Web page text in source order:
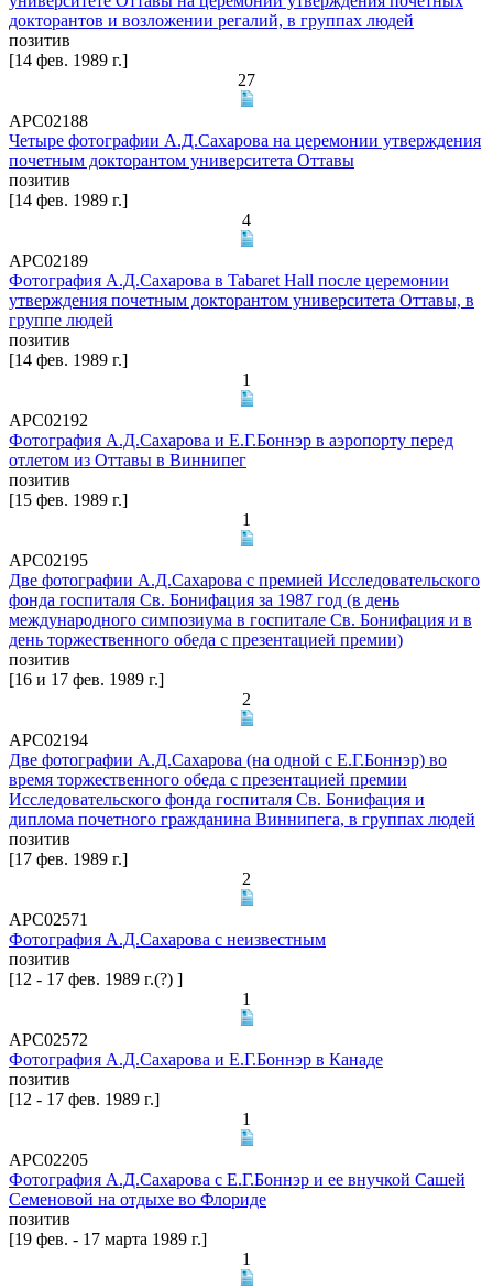
докторантов и возложении регалий, в группах людей
позитив
[14 фев. 1989 г.]
27
АРС02188
Четыре фотографии А.Д.Сахарова на церемонии утверждения
почетным докторантом университета Оттавы
позитив
[14 фев. 1989 г.]
4
АРС02189
Фотография А.Д.Сахарова в Tabaret Hall после церемонии
утверждения почетным докторантом университета Оттавы, в
группе людей
позитив
[14 фев. 1989 г.]
1
АРС02192
Фотография А.Д.Сахарова и Е.Г.Боннэр в аэропорту перед
отлетом из Оттавы в Виннипег
позитив
[15 фев. 1989 г.]
1
АРС02195
Две фотографии А.Д.Сахарова с премией Исследовательского
фонда госпиталя Св. Бонифация за 1987 год (в день
международного симпозиума в госпитале Св. Бонифация и в
день торжественного обеда с презентацией премии)
позитив
[16 и 17 фев. 1989 г.]
2
АРС02194
Две фотографии А.Д.Сахарова (на одной с Е.Г.Боннэр) во
время торжественного обеда с презентацией премии
Исследовательского фонда госпиталя Св. Бонифация и
диплома почетного гражданина Виннипега, в группах людей
позитив
[17 фев. 1989 г.]
2
АРС02571
Фотография А.Д.Сахарова с неизвестным
позитив
[12 - 17 фев. 1989 г.(?) ]
1
АРС02572
Фотография А.Д.Сахарова и Е.Г.Боннэр в Канаде
позитив
[12 - 17 фев. 1989 г.]
1
АРС02205
Фотография А.Д.Сахарова с Е.Г.Боннэр и ее внучкой Сашей
Семеновой на отдыхе во Флориде
позитив
[19 фев. - 17 марта 1989 г.]
1